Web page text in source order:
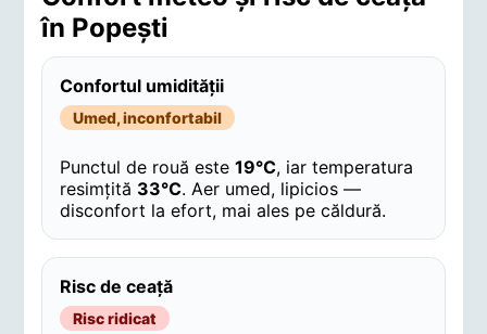
în Popeşti
Confortul umidității
Umed, inconfortabil
Punctul de rouă este19°C, iar temperatura
resimțită 33°C. Aer umed, lipicios —
disconfort la efort, mai ales pe căldură.
Risc de ceață
Risc ridicat